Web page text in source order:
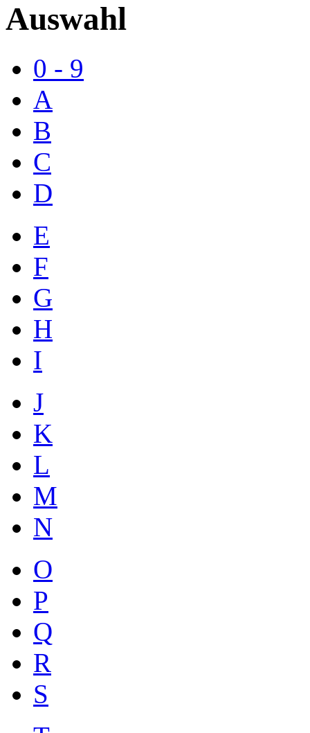
Auswahl
0 - 9
A
B
C
D
E
F
G
H
I
J
K
L
M
N
O
P
Q
R
S